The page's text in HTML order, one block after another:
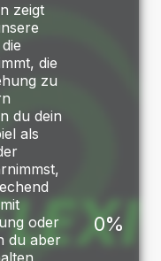
zeigt
die
zu
du dein
als
oder
du aber
0%